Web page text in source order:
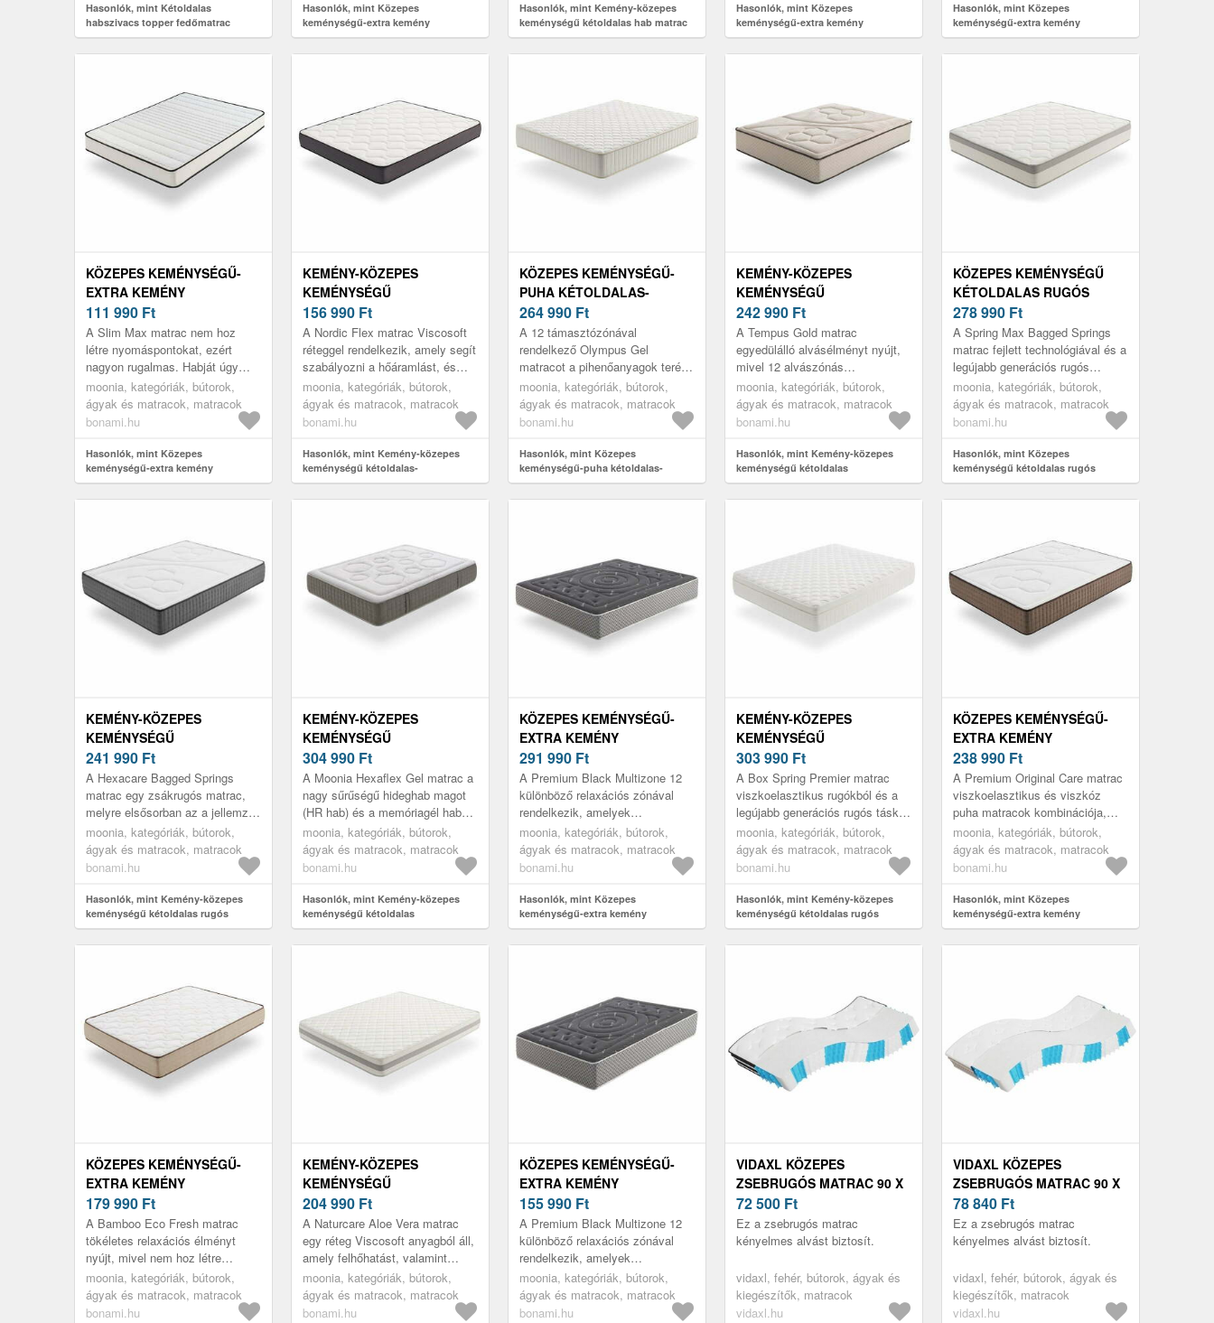
Hasonlók, mint Kétoldalas
habszivacs topper fedőmatrac
200x160 cm Classic – Moonia
Hasonlók, mint Közepes
keménységű-extra kemény
kétoldalas hab matrac 200x200 cm
Regal Supreme – Moonia
Hasonlók, mint Kemény-közepes
keménységű kétoldalas hab matrac
160x200 cm CASHMERE GRAND
CLASS – Moonia
Hasonlók, mint Közepes
keménységű-extra kemény
kétoldalas hab matrac 200x200 cm
Royal Premium – Moonia
Hasonlók, mint Közepes
keménységű-extra kemény
kétoldalas rugós matrac 200x200 cm
Royal Exclusive – Moonia
KÖZEPES KEMÉNYSÉGŰ-
EXTRA KEMÉNY
KÉTOLDALAS HAB MATRAC
90X200 CM SLIM MAX –
MOONIA
111 990 Ft
A Slim Max matrac nem hoz
létre nyomáspontokat, ezért
nagyon rugalmas. Habját úgy
tervezték, hogy alkalmazkodjon
a test súlyához és helyzetéhez,
át...
moonia, kategóriák, bútorok,
ágyak és matracok, matracok
bonami.hu
Hasonlók, mint Közepes
keménységű-extra kemény
kétoldalas hab matrac 90x200 cm
Slim Max – Moonia
KEMÉNY-KÖZEPES
KEMÉNYSÉGŰ
KÉTOLDALAS-
HŐSZABÁLYOZÓ HAB
MATRAC 120X200 CM
NORDIC FLEX – MOONIA
156 990 Ft
A Nordic Flex matrac Viscosoft
réteggel rendelkezik, amely segít
szabályozni a hőáramlást, és
növeli a pihenés és a kényelem
érzését. Rrétegenként ...
moonia, kategóriák, bútorok,
ágyak és matracok, matracok
bonami.hu
Hasonlók, mint Kemény-közepes
keménységű kétoldalas-
hőszabályozó hab matrac 120x200
cm Nordic Flex – Moonia
KÖZEPES KEMÉNYSÉGŰ-
PUHA KÉTOLDALAS-
HŐSZABÁLYOZÓ HAB
MATRAC 140X200 CM
OLYMPUS GEL – MOONIA
264 990 Ft
A 12 támasztózónával
rendelkező Olympus Gel
matracot a pihenőanyagok terén
a legújabb technológiák
felhasználásával fejlesztették ki.
A matrac több...
moonia, kategóriák, bútorok,
ágyak és matracok, matracok
bonami.hu
Hasonlók, mint Közepes
keménységű-puha kétoldalas-
hőszabályozó hab matrac 140x200
cm Olympus Gel – Moonia
KEMÉNY-KÖZEPES
KEMÉNYSÉGŰ
KÉTOLDALAS
HŐSZABÁLYOZÓ HAB
MATRAC 140X190 CM
TEMPUS GOLD – MOONIA
242 990 Ft
A Tempus Gold matrac
egyedülálló alvásélményt nyújt,
mivel 12 alvászónás
rendszerének és anatómiai
kialakításának köszönhetően
kivételes puhaságot ...
moonia, kategóriák, bútorok,
ágyak és matracok, matracok
bonami.hu
Hasonlók, mint Kemény-közepes
keménységű kétoldalas
hőszabályozó hab matrac 140x190
cm Tempus Gold – Moonia
KÖZEPES KEMÉNYSÉGŰ
KÉTOLDALAS RUGÓS
MATRAC 180X200 CM
SPRING MAX BAGGED
SPRINGS – MOONIA
278 990 Ft
A Spring Max Bagged Springs
matrac fejlett technológiával és a
legújabb generációs rugós
magjával tökéletes pihenést
garantál. A matrac viszkoelasz...
moonia, kategóriák, bútorok,
ágyak és matracok, matracok
bonami.hu
Hasonlók, mint Közepes
keménységű kétoldalas rugós
matrac 180x200 cm Spring Max
Bagged Springs – Moonia
KEMÉNY-KÖZEPES
KEMÉNYSÉGŰ
KÉTOLDALAS RUGÓS
MATRAC 120X200 CM
HEXACARE BAGGED
SPRINGS – MOONIA
241 990 Ft
A Hexacare Bagged Springs
matrac egy zsákrugós matrac,
melyre elsősorban az a jellemző,
hogy minden zsákrugó külön
zsebben található, ami
csökkenti...
moonia, kategóriák, bútorok,
ágyak és matracok, matracok
bonami.hu
Hasonlók, mint Kemény-közepes
keménységű kétoldalas rugós
matrac 120x200 cm Hexacare
Bagged Springs – Moonia
KEMÉNY-KÖZEPES
KEMÉNYSÉGŰ
KÉTOLDALAS
HŐSZABÁLYOZÓ HAB
MATRAC 160X200 CM
HEXAFLEX GEL – MOONIA
304 990 Ft
A Moonia Hexaflex Gel matrac a
nagy sűrűségű hideghab magot
(HR hab) és a memóriagél habot
kombinálja. Ez egyszerre biztosít
optimális keménységet ...
moonia, kategóriák, bútorok,
ágyak és matracok, matracok
bonami.hu
Hasonlók, mint Kemény-közepes
keménységű kétoldalas
hőszabályozó hab matrac 160x200
cm HEXAFLEX GEL – Moonia
KÖZEPES KEMÉNYSÉGŰ-
EXTRA KEMÉNY
KÉTOLDALAS HAB MATRAC
200X200 CM PREMIUM
BLACK MULTIZONE –
MOONIA
291 990 Ft
A Premium Black Multizone 12
különböző relaxációs zónával
rendelkezik, amelyek
megszüntetik a nyomáspontokat,
és extra kényelmes pihenést
biztosíta...
moonia, kategóriák, bútorok,
ágyak és matracok, matracok
bonami.hu
Hasonlók, mint Közepes
keménységű-extra kemény
kétoldalas hab matrac 200x200 cm
Premium Black Multizone – Moonia
KEMÉNY-KÖZEPES
KEMÉNYSÉGŰ
KÉTOLDALAS RUGÓS
MATRAC 160X200 CM
SPRING PREMIER BAGGED
SPRINGS – MOONIA
303 990 Ft
A Box Spring Premier matrac
viszkoelasztikus rugókból és a
legújabb generációs rugós táskák
magjából áll, amelyek garantálják
a tökéletes pihenést....
moonia, kategóriák, bútorok,
ágyak és matracok, matracok
bonami.hu
Hasonlók, mint Kemény-közepes
keménységű kétoldalas rugós
matrac 160x200 cm Spring Premier
Bagged Springs – Moonia
KÖZEPES KEMÉNYSÉGŰ-
EXTRA KEMÉNY
KÉTOLDALAS HAB MATRAC
160X200 CM PREMIUM
ORIGINAL CARE – MOONIA
238 990 Ft
A Premium Original Care matrac
viszkoelasztikus és viszkóz
puha matracok kombinációja,
amely felhőhatást biztosít a
teljes ellazulás érdekében. A P...
moonia, kategóriák, bútorok,
ágyak és matracok, matracok
bonami.hu
Hasonlók, mint Közepes
keménységű-extra kemény
kétoldalas hab matrac 160x200 cm
Premium Original Care – Moonia
KÖZEPES KEMÉNYSÉGŰ-
EXTRA KEMÉNY
KÉTOLDALAS HAB MATRAC
200X200 CM BAMBOO ECO
FRESH – MOONIA
179 990 Ft
A Bamboo Eco Fresh matrac
tökéletes relaxációs élményt
nyújt, mivel nem hoz létre
nyomáspontokat és nagyon jól
alkalmazkodik a testhez. Ez a
termék...
moonia, kategóriák, bútorok,
ágyak és matracok, matracok
bonami.hu
KEMÉNY-KÖZEPES
KEMÉNYSÉGŰ
KÉTOLDALAS-
HŐSZABÁLYOZÓ HAB
MATRAC 180X200 CM
NATURCARE ALOE VERA –
MOONIA
204 990 Ft
A Naturcare Aloe Vera matrac
egy réteg Viscosoft anyagból áll,
amely felhőhatást, valamint
nyugodt és kényelmes pihenést
biztosít. A Naturcare Aloe...
moonia, kategóriák, bútorok,
ágyak és matracok, matracok
bonami.hu
KÖZEPES KEMÉNYSÉGŰ-
EXTRA KEMÉNY
KÉTOLDALAS HAB MATRAC
90X200 CM PREMIUM
BLACK MULTIZONE –
MOONIA
155 990 Ft
A Premium Black Multizone 12
különböző relaxációs zónával
rendelkezik, amelyek
megszüntetik a nyomáspontokat,
és extra kényelmes pihenést
biztosíta...
moonia, kategóriák, bútorok,
ágyak és matracok, matracok
bonami.hu
VIDAXL KÖZEPES
ZSEBRUGÓS MATRAC 90 X
200 CM
72 500 Ft
Ez a zsebrugós matrac
kényelmes alvást biztosít.
vidaxl, fehér, bútorok, ágyak és
kiegészítők, matracok
vidaxl.hu
VIDAXL KÖZEPES
ZSEBRUGÓS MATRAC 90 X
200 CM
78 840 Ft
Ez a zsebrugós matrac
kényelmes alvást biztosít.
vidaxl, fehér, bútorok, ágyak és
kiegészítők, matracok
vidaxl.hu